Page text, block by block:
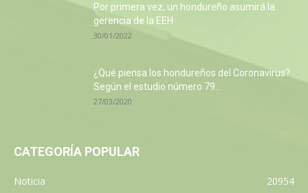
Por primera vez, un hondureño asumirá la
gerencia de la EEH
30/01/2022
¿Qué piensa los hondureños del Coronavirus?
Según el estudio número 79...
27/03/2020
CATEGORÍA POPULAR
Noticia
20954